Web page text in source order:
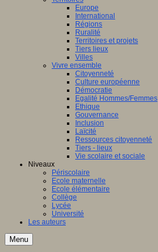
Europe
International
Régions
Ruralité
Territoires et projets
Tiers lieux
Villes
Vivre ensemble
Citoyenneté
Culture européenne
Démocratie
Egalité Hommes/Femmes
Ethique
Gouvernance
Inclusion
Laïcité
Ressources citoyenneté
Tiers - lieux
Vie scolaire et sociale
Niveaux
Périscolaire
Ecole maternelle
Ecole élémentaire
Collège
Lycée
Université
Les auteurs
Menu